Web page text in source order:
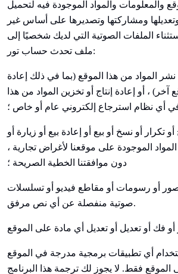
والمعلومات والمواد الموجودة فيه لتحميل
ومشاركتها وتصديرها على أساس غير
الملفات الصوتية التي لديك شخصيًا إلى
ملف تحدث حساب تور:
نشر المواد من هذا الموقع (بما في ذلك إعادة
، أو إعادة إنتاج أو تخزين المواد من هذا
في أي نظام استرجاع إلكتروني عام أو خاص ؛
أو تكرار أو نسخ أو بيع أو إعادة بيع أو زيارة أو
المواد الموجودة على موقعنا لأغراض تجارية ،
دون موافقتنا الخطية الصريحة ؛
أو رسومات أو مقاطع فيديو أو تسلسلات
صوتية منفصلة عن أي نص مرفق.
أي تطبيقات برمجية مدرجة في الموقع
فقط. لا يجوز لك ترجمة هذا البرنامج